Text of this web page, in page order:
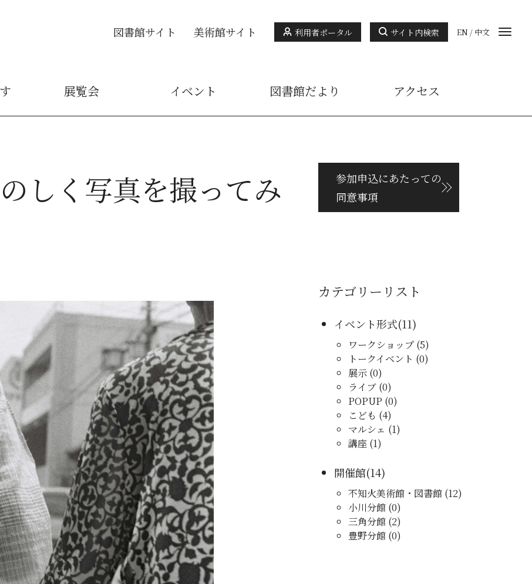
図書館サイト 美術館サイト 利用者ポータル サイト内検索 EN / 中文
展覧会 イベント 図書館だより アクセス
しく写真を撮ってみ
参加申込にあたっての
同意事項
カテゴリーリスト
イベント形式(11)
ワークショップ (5)
トークイベント (0)
展示 (0)
ライブ (0)
POPUP (0)
こども (4)
マルシェ (1)
講座 (1)
開催館(14)
不知火美術館・図書館 (12)
小川分館 (0)
三角分館 (2)
豊野分館 (0)